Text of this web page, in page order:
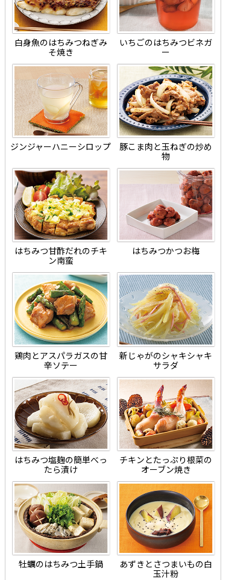
白身魚のはちみつねぎみ
そ焼き
いちごのはちみつビネガ
ー
ジンジャーハニーシロップ
豚こま肉と玉ねぎの炒め
物
はちみつ甘酢だれのチキ
ン南蛮
はちみつかつお梅
鶏肉とアスパラガスの甘
辛ソテー
新じゃがのシャキシャキ
サラダ
はちみつ塩麹の簡単べっ
たら漬け
チキンとたっぷり根菜の
オーブン焼き
牡蠣のはちみつ土手鍋
あずきとさつまいもの白
玉汁粉